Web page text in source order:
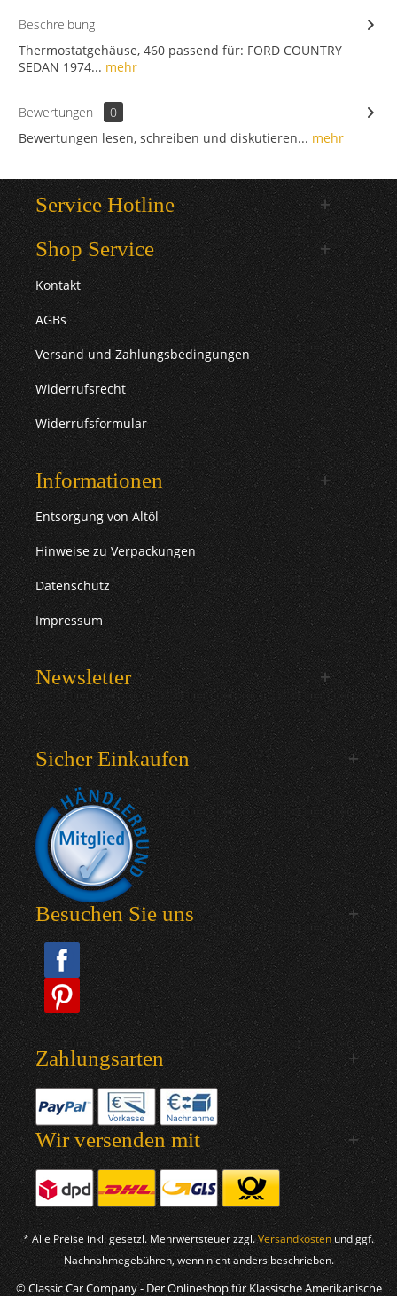
Beschreibung
Thermostatgehäuse, 460 passend für: FORD COUNTRY
SEDAN 1974... mehr
Bewertungen
0
Bewertungen lesen, schreiben und diskutieren... mehr
Service Hotline
Shop Service
Kontakt
AGBs
Versand und Zahlungsbedingungen
Widerrufsrecht
Widerrufsformular
Informationen
Entsorgung von Altöl
Hinweise zu Verpackungen
Datenschutz
Impressum
Newsletter
Sicher Einkaufen
Besuchen Sie uns
Zahlungsarten
Wir versenden mit
* Alle Preise inkl. gesetzl. Mehrwertsteuer zzgl.Versandkosten und ggf.
Nachnahmegebühren, wenn nicht anders beschrieben.
© Classic Car Company - Der Onlineshop für Klassische Amerikanische